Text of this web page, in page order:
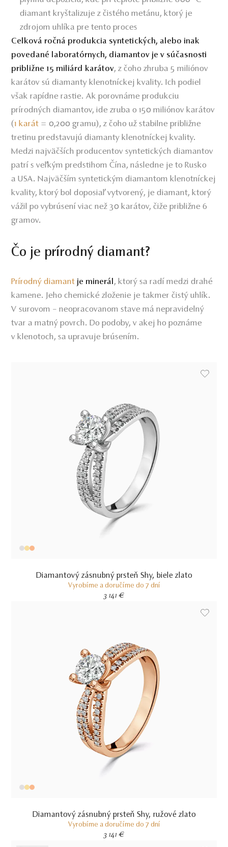
diamant kryštalizuje z čistého metánu, ktorý je
zdrojom uhlíka pre tento proces
Celková ročná produkcia syntetických, alebo inak
povedané laboratórnych, diamantov je v súčasnosti
približne 15 miliárd karátov, z čoho zhruba 5 miliónov
karátov sú diamanty klenotníckej kvality. Ich podiel
však rapídne rastie. Ak porovnáme produkciu
prírodných diamantov, ide zruba o 150 miliónov karátov
(1 karát = 0,200 gramu), z čoho už stabilne približne
tretinu predstavujú diamanty klenotníckej kvality.
Medzi najväčších producentov syntetických diamantov
patrí s veľkým predstihom Čína, následne je to Rusko
a USA. Najväčším syntetickým diamantom klenotníckej
kvality, ktorý bol doposiaľ vytvorený, je diamant, ktorý
vážil po vybrúsení viac než 30 karátov, čiže približne 6
gramov.
Čo je prírodný diamant?
Prírodný diamant je minerál , ktorý sa radí medzi drahé
kamene. Jeho chemické zloženie je takmer čistý uhlík.
V surovom – neopracovanom stave má nepravidelný
tvar a matný povrch. Do podoby, v akej ho poznáme
v klenotoch, sa upravuje brúsením.
Diamantový zásnubný prsteň Shy, biele zlato
Vyrobíme a doručíme do 7 dní
3 141 €
Diamantový zásnubný prsteň Shy, ružové zlato
Vyrobíme a doručíme do 7 dní
3 141 €